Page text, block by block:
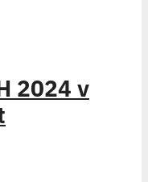
2024 v